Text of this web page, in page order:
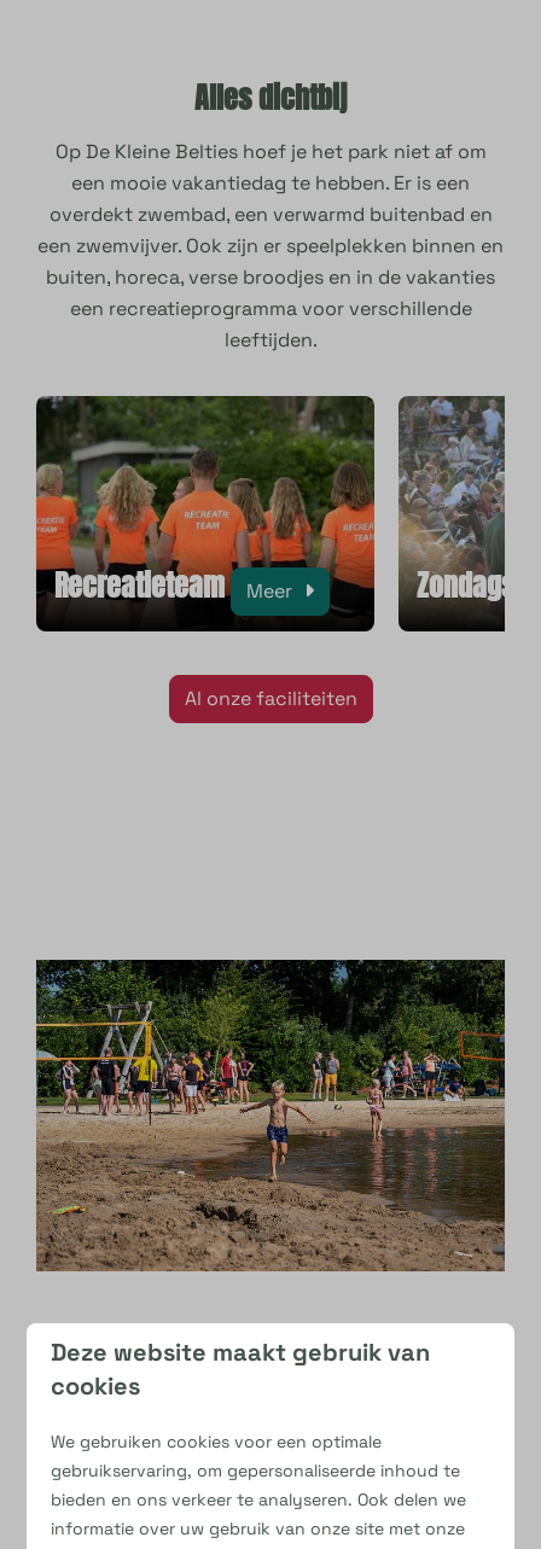
Alles dichtbij
Op De Kleine Belties hoef je het park niet af om
een mooie vakantiedag te hebben. Er is een
overdekt zwembad, een verwarmd buitenbad en
een zwemvijver. Ook zijn er speelplekken binnen en
buiten, horeca, verse broodjes en in de vakanties
een recreatieprogramma voor verschillende
leeftijden.
Recreatieteam Meer
Al onze faciliteiten
Voor tent, caravan, vouwwagen
Iedereen kampeert op z’n eigen manier. Daarom
zijn er op onze camping verschillende soorten
kampeerplaatsen. Van een fijne plek voor de tent
Deze website maakt gebruik van
cookies
We gebruiken cookies voor een optimale
gebruikservaring, om gepersonaliseerde inhoud te
bieden en ons verkeer te analyseren. Ook delen we
informatie over uw gebruik van onze site met onze